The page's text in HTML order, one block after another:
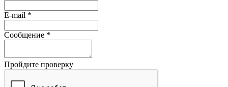
E-mail *
Сообщение *
Пройдите проверку